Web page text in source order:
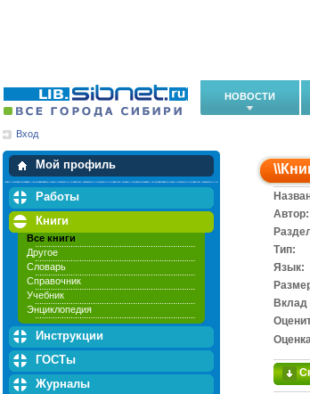
НОВОСТИ
Вход
Мой профиль
Мои закладки
Работы
Книги
Все книги
Другое
Словарь
Справочник
Учебник
Энциклопедия
Инструкции
ГОСТы
Журналы
\\
Автор:
Тип:
Язык:
Вклад